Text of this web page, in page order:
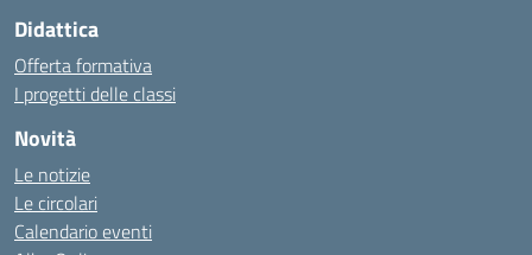
Didattica
Offerta formativa
I progetti delle classi
Novità
Le notizie
Le circolari
Calendario eventi